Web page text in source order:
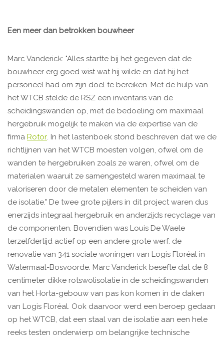
Een meer dan betrokken bouwheer
Marc Vanderick: "Alles startte bij het gegeven dat de
bouwheer erg goed wist wat hij wilde en dat hij het
personeel had om zijn doel te bereiken. Met de hulp van
het WTCB stelde de RSZ een inventaris van de
scheidingswanden op, met de bedoeling om maximaal
hergebruik mogelijk te maken via de expertise van de
firma Rotor. In het lastenboek stond beschreven dat we de
richtlijnen van het WTCB moesten volgen, ofwel om de
wanden te hergebruiken zoals ze waren, ofwel om de
materialen waaruit ze samengesteld waren maximaal te
valoriseren door de metalen elementen te scheiden van
de isolatie." De twee grote pijlers in dit project waren dus
enerzijds integraal hergebruik en anderzijds recyclage van
de componenten. Bovendien was Louis De Waele
terzelfdertijd actief op een andere grote werf: de
renovatie van 341 sociale woningen van Logis Floréal in
Watermaal-Bosvoorde. Marc Vanderick besefte dat de 8
centimeter dikke rotswolisolatie in de scheidingswanden
van het Horta-gebouw van pas kon komen in de daken
van Logis Floréal. Ook daarvoor werd een beroep gedaan
op het WTCB, dat een staal van de isolatie aan een hele
reeks testen onderwierp om belangrijke technische